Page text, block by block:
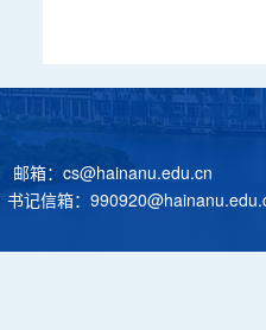
箱： cs@hainanu.edu.cn
书记信箱：